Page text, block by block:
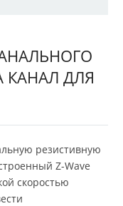
КАНАЛ ДЛЯ
резистивную
Z-Wave
скоростью